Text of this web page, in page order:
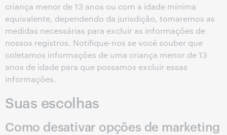
criança menor de 13 anos ou com a idade mínima
equivalente, dependendo da jurisdição, tomaremos as
medidas necessárias para excluir as informações de
nossos registros. Notifique-nos se você souber que
coletamos informações de uma criança menor de 13
anos de idade para que possamos excluir essas
informações.
Suas escolhas
Como desativar opções de marketing